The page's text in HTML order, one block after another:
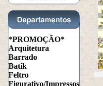
*PROMOÇÃO*
Arquitetura
Barrado
Batik
Feltro
Figurativo/Impressos